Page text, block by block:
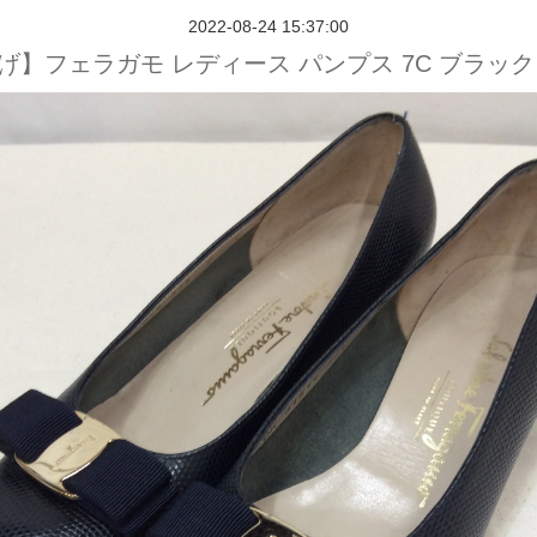
2022-08-24 15:37:00
】フェラガモ レディース パンプス 7C ブラッ